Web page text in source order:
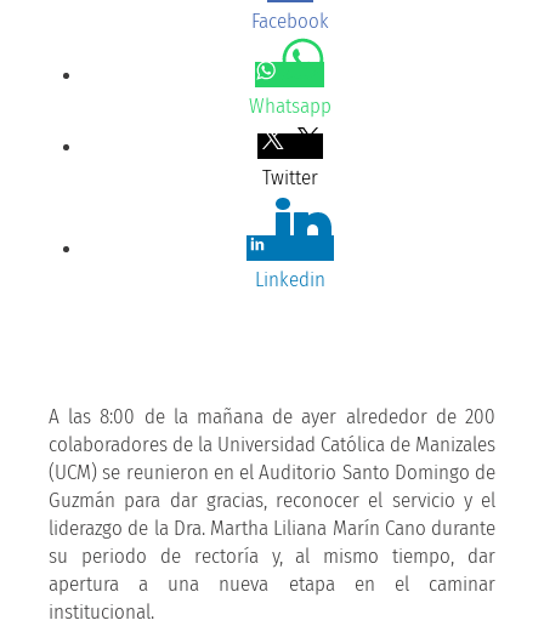
Facebook
Whatsapp
Twitter
Linkedin
A las 8:00 de la mañana de ayer alrededor de 200
colaboradores de la Universidad Católica de Manizales
(UCM) se reunieron en el Auditorio Santo Domingo de
Guzmán para dar gracias, reconocer el servicio y el
liderazgo de la Dra. Martha Liliana Marín Cano durante
su periodo de rectoría y, al mismo tiempo, dar
apertura a una nueva etapa en el caminar
institucional.